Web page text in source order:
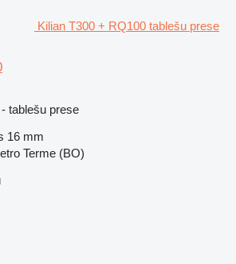
Kilian T300 + RQ100 tablešu prese
tablešu prese
16 mm
Terme (BO)